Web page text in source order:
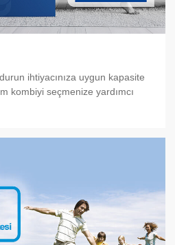
ihtiyacınıza uygun kapasite
kombiyi seçmenize yardımcı